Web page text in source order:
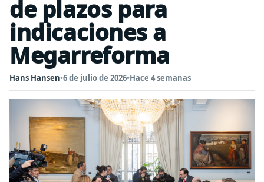
de plazos para
indicaciones a
Megarreforma
Hans Hansen•6 de julio de 2026•Hace 4 semanas